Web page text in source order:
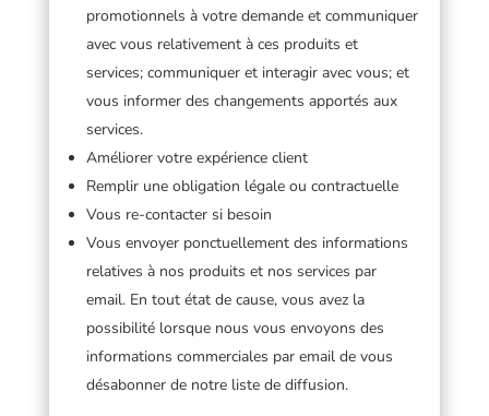
promotionnels à votre demande et communiquer
avec vous relativement à ces produits et
services; communiquer et interagir avec vous; et
vous informer des changements apportés aux
services.
Améliorer votre expérience client
Remplir une obligation légale ou contractuelle
Vous re-contacter si besoin
Vous envoyer ponctuellement des informations
relatives à nos produits et nos services par
email. En tout état de cause, vous avez la
possibilité lorsque nous vous envoyons des
informations commerciales par email de vous
désabonner de notre liste de diffusion.